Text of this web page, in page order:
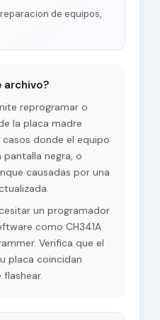
de equipos,
archivo?
reprogramar o
la placa madre
casos donde el equipo
pantalla negra, o
causadas por una
un programador
como CH341A
Verifica que el
placa coincidan